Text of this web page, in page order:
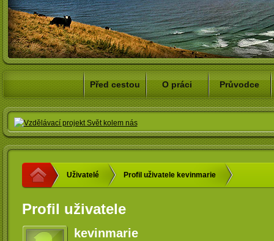
Před cestou O práci Průvodce
Uživatelé Profil uživatele kevinmarie
Profil uživatele
kevinmarie